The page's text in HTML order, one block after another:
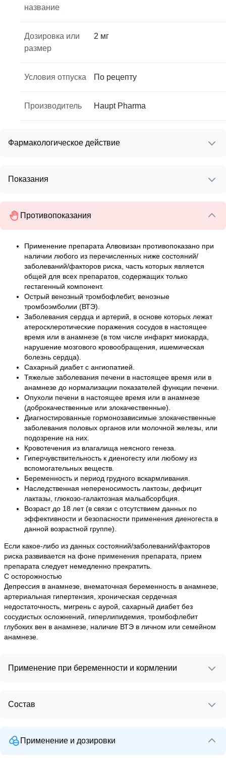
название
Дозировка или
размер
2 мг
Условия отпуска По рецепту
Производитель Haupt Pharma
Фармакологическое действие
Показания
Противопоказания
Применение препарата Алвовизан противопоказано при
наличии любого из перечисленных ниже состояний/
заболеваний/факторов риска, часть которых является
общей для всех препаратов, содержащих только
гестагенный компонент.
Острый венозный тромбофлебит, венозные
тромбоэмболии (ВТЭ).
Заболевания сердца и артерий, в основе которых лежат
атеросклеротические поражения сосудов в настоящее
время или в анамнезе (в том числе инфаркт миокарда,
нарушение мозгового кровообращения, ишемическая
болезнь сердца).
Сахарный диабет с ангиопатией.
Тяжелые заболевания печени в настоящее время или в
анамнезе до нормализации показателей функции печени.
Опухоли печени в настоящее время или в анамнезе
(доброкачественные или злокачественные).
Диагностированные гормонозависимые злокачественные
заболевания половых органов или молочной железы, или
подозрение на них.
Кровотечения из влагалища неясного генеза.
Гиперчувствительность к диеногесту или любому из
вспомогательных веществ.
Беременность и период грудного вскармливания.
Наследственная непереносимость лактозы, дефицит
лактазы, глюкозо-галактозная мальабсорбция.
Возраст до 18 лет (в связи с отсутствием данных по
эффективности и безопасности применения диеногеста в
данной возрастной группе).
Если какое-либо из данных состояний/заболеваний/факторов
риска развивается на фоне применения препарата, прием
препарата следует немедленно прекратить.
С осторожностью
Депрессия в анамнезе, внематочная беременность в анамнезе,
артериальная гипертензия, хроническая сердечная
недостаточность, мигрень с аурой, сахарный диабет без
сосудистых осложнений, гиперлипидемия, тромбофлебит
глубоких вен в анамнезе, наличие ВТЭ в личном или семейном
анамнезе.
Применение при беременности и кормлении
Состав
Применение и дозировки